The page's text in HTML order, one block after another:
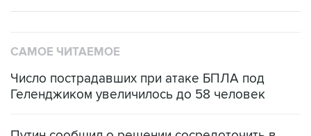
Число пострадавших при атаке БПЛА под
Путин сообщил о решении сосредоточить в